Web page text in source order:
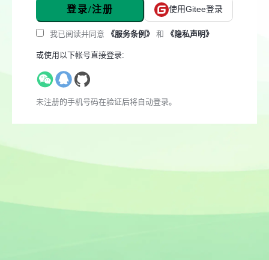
登录/注册 使用Gitee登录
我已阅读并同意 《服务条例》 和 《隐私声明》
或使用以下帐号直接登录:
未注册的手机号码在验证后将自动登录。